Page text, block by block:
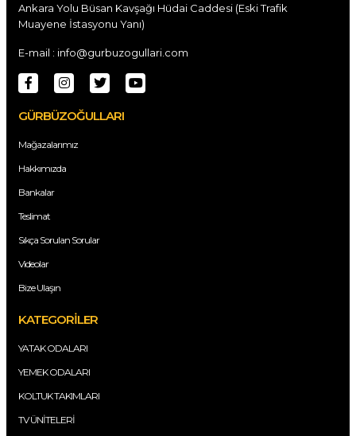
Ankara Yolu Büsan Kavşağı Hüdai Caddesi (Eski Trafik
Muayene İstasyonu Yanı)
E-mail : info@gurbuzogullari.com
GÜRBÜZOĞULLARI
Mağazalarımız
Hakkımızda
Bankalar
Teslimat
Sıkça Sorulan Sorular
Videolar
Bize Ulaşın
KATEGORİLER
YATAK ODALARI
YEMEK ODALARI
KOLTUK TAKIMLARI
TV ÜNİTELERİ